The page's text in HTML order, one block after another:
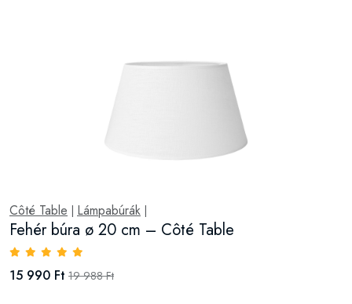
Côté Table | Lámpabúrák |
Fehér búra ø 20 cm – Côté Table
15 990 Ft 19 988 Ft